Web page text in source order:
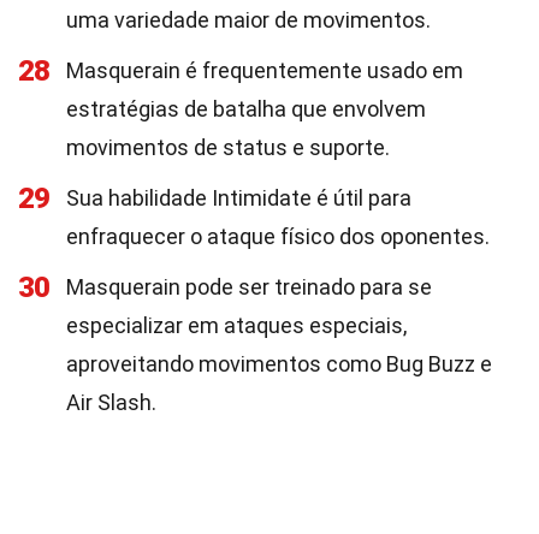
uma variedade maior de movimentos.
28
Masquerain é frequentemente usado em
estratégias de batalha que envolvem
movimentos de status e suporte.
29
Sua habilidade Intimidate é útil para
enfraquecer o ataque físico dos oponentes.
30
Masquerain pode ser treinado para se
especializar em ataques especiais,
aproveitando movimentos como Bug Buzz e
Air Slash.